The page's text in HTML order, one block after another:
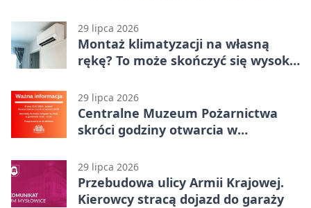
29 lipca 2026
Montaż klimatyzacji na własną
rękę? To może skończyć się wysoką
29 lipca 2026
Centralne Muzeum Pożarnictwa
skróci godziny otwarcia w
29 lipca 2026
Przebudowa ulicy Armii Krajowej.
Kierowcy stracą dojazd do garaży